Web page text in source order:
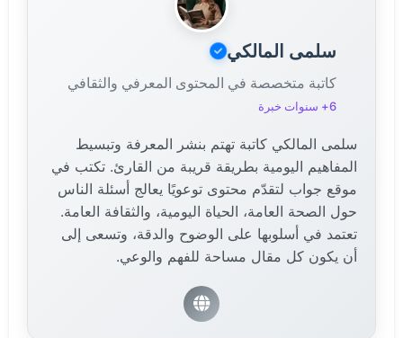
سلمى المالكي
كاتبة متخصصة في المحتوى المعرفي والثقافي
6+ سنوات خبرة
سلمى المالكي كاتبة تهتم بنشر المعرفة وتبسيط
المفاهيم اليومية بطريقة قريبة من القارئ. تكتب في
موقع جواب لتقدّم محتوى توعويًا يعالج أسئلة الناس
حول الصحة العامة، الحياة اليومية، والثقافة العامة.
تعتمد في أسلوبها على الوضوح والدقة، وتسعى إلى
أن يكون كل مقال مساحة للفهم والوعي.